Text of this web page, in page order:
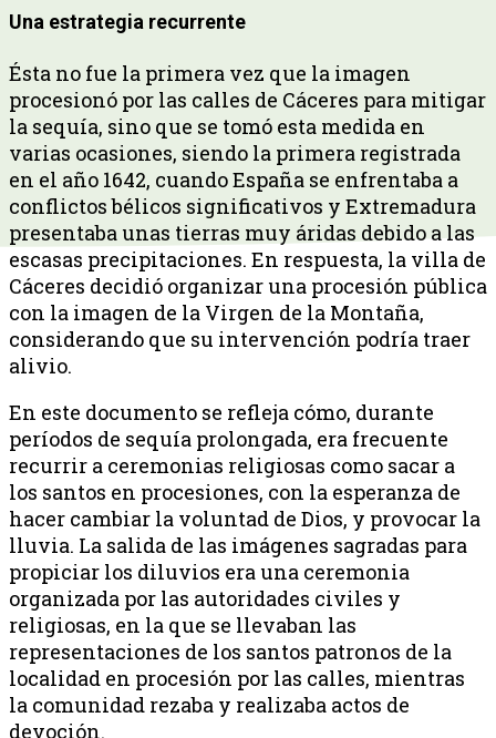
Una estrategia recurrente
Ésta no fue la primera vez que la imagen
procesionó por las calles de Cáceres para mitigar
la sequía, sino que se tomó esta medida en
varias ocasiones, siendo la primera registrada
en el año 1642, cuando España se enfrentaba a
conflictos bélicos significativos y Extremadura
presentaba unas tierras muy áridas debido a las
escasas precipitaciones. En respuesta, la villa de
Cáceres decidió organizar una procesión pública
con la imagen de la Virgen de la Montaña,
considerando que su intervención podría traer
alivio.
En este documento se refleja cómo, durante
períodos de sequía prolongada, era frecuente
recurrir a ceremonias religiosas como sacar a
los santos en procesiones, con la esperanza de
hacer cambiar la voluntad de Dios, y provocar la
lluvia. La salida de las imágenes sagradas para
propiciar los diluvios era una ceremonia
organizada por las autoridades civiles y
religiosas, en la que se llevaban las
representaciones de los santos patronos de la
localidad en procesión por las calles, mientras
la comunidad rezaba y realizaba actos de
devoción.